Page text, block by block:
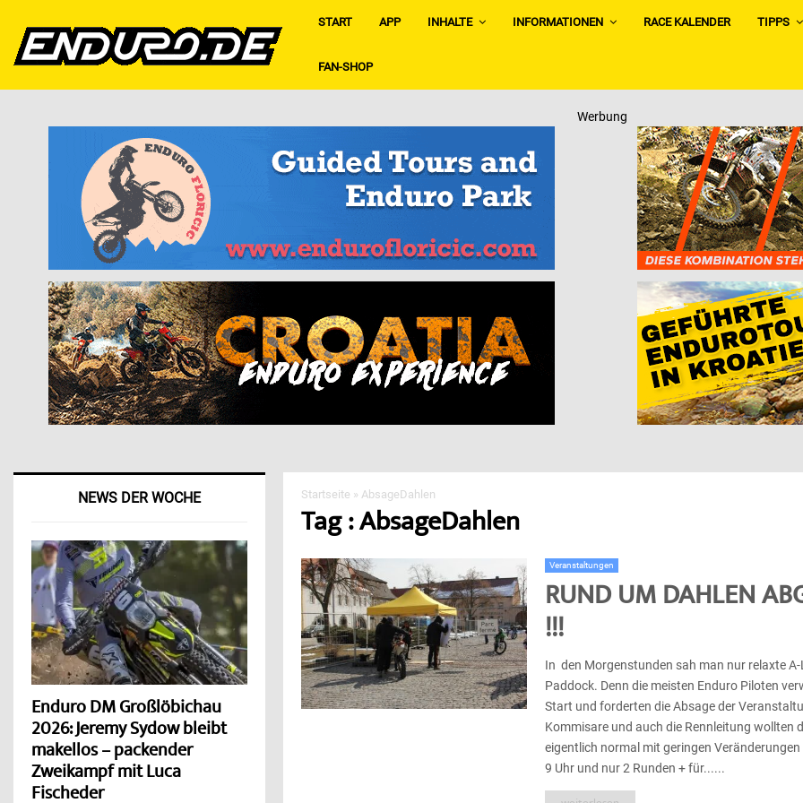
START APP INHALTE INFORMATIONEN RACE KALENDER TIPPS
FAN-SHOP
Werbung
Startseite »AbsageDahlen
Tag : AbsageDahlen
Veranstaltungen
RUND UM DAHLEN
!!!
In den Morgenstunden sah man nur relaxte
Paddock. Denn die meisten Enduro Piloten
Start und forderten die Absage der
Kommisare und auch die Rennleitung wollten
eigentlich normal mit geringen
9 Uhr und nur 2 Runden + für......
NEWS DER WOCHE
Enduro DM Großlöbichau
2026: Jeremy Sydow bleibt
makellos – packender
Zweikampf mit Luca
Fischeder